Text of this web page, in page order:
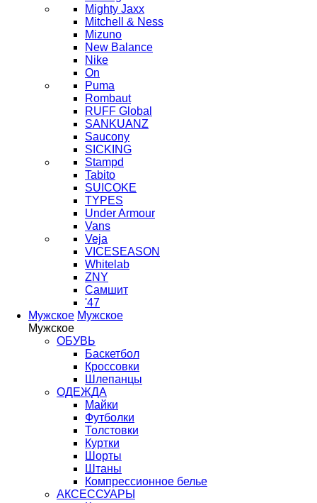
Mighty Jaxx
Mitchell & Ness
Mizuno
New Balance
Nike
On
Puma
Rombaut
RUFF Global
SANKUANZ
Saucony
SICKING
Stampd
Tabito
SUICOKE
TYPES
Under Armour
Vans
Veja
VICESEASON
Whitelab
ZNY
Самшит
'47
Мужское Мужское
Мужское
ОБУВЬ
Баскетбол
Кроссовки
Шлепанцы
ОДЕЖДА
Майки
Футболки
Толстовки
Куртки
Шорты
Штаны
Компрессионное белье
АКСЕССУАРЫ